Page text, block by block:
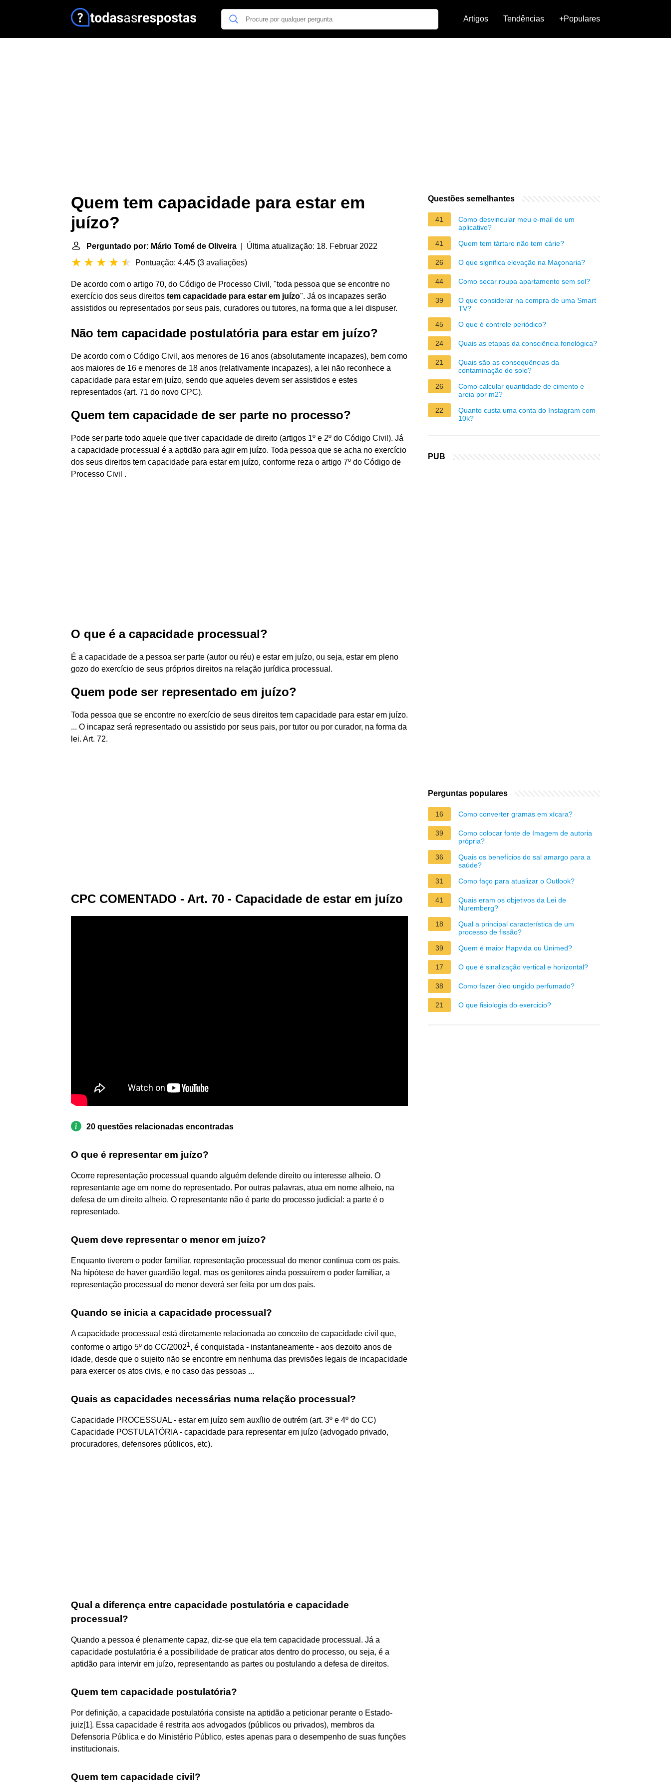
Artigos Tendências +Populares
Quem tem capacidade para estar em
juízo?
Perguntado por: Mário Tomé de Oliveira | Última atualização: 18. Februar 2022
Pontuação: 4.4/5 (3 avaliações)
De acordo com o artigo 70, do Código de Processo Civil, "toda pessoa que se encontre no
exercício dos seus direitos tem capacidade para estar em juízo". Já os incapazes serão
assistidos ou representados por seus pais, curadores ou tutores, na forma que a lei dispuser.
Não tem capacidade postulatória para estar em juízo?
De acordo com o Código Civil, aos menores de 16 anos (absolutamente incapazes), bem como
aos maiores de 16 e menores de 18 anos (relativamente incapazes), a lei não reconhece a
capacidade para estar em juízo, sendo que aqueles devem ser assistidos e estes
representados (art. 71 do novo CPC).
Quem tem capacidade de ser parte no processo?
Pode ser parte todo aquele que tiver capacidade de direito (artigos 1º e 2º do Código Civil). Já
a capacidade processual é a aptidão para agir em juízo. Toda pessoa que se acha no exercício
dos seus direitos tem capacidade para estar em juízo, conforme reza o artigo 7º do Código de
Processo Civil .
O que é a capacidade processual?
É a capacidade de a pessoa ser parte (autor ou réu) e estar em juízo, ou seja, estar em pleno
gozo do exercício de seus próprios direitos na relação jurídica processual.
Quem pode ser representado em juízo?
Toda pessoa que se encontre no exercício de seus direitos tem capacidade para estar em juízo.
... O incapaz será representado ou assistido por seus pais, por tutor ou por curador, na forma da
lei. Art. 72.
CPC COMENTADO - Art. 70 - Capacidade de estar em juízo
20 questões relacionadas encontradas
O que é representar em juízo?
Ocorre representação processual quando alguém defende direito ou interesse alheio. O
representante age em nome do representado. Por outras palavras, atua em nome alheio, na
defesa de um direito alheio. O representante não é parte do processo judicial: a parte é o
representado.
Quem deve representar o menor em juízo?
Enquanto tiverem o poder familiar, representação processual do menor continua com os pais. ​
Na hipótese de haver guardião legal, mas os genitores ainda possuírem o poder familiar, a
representação processual do menor deverá ser feita por um dos pais.
Quando se inicia a capacidade processual?
A capacidade processual está diretamente relacionada ao conceito de capacidade civil que,
conforme o artigo 5º do CC/20021 , é conquistada - instantaneamente - aos dezoito anos de
idade, desde que o sujeito não se encontre em nenhuma das previsões legais de incapacidade
para exercer os atos civis, e no caso das pessoas ...
Quais as capacidades necessárias numa relação processual?
Capacidade PROCESSUAL - estar em juízo sem auxílio de outrém (art. 3º e 4º do CC)
Capacidade POSTULATÓRIA - capacidade para representar em juízo (advogado privado,
procuradores, defensores públicos, etc).
Qual a diferença entre capacidade postulatória e capacidade
processual?
Quando a pessoa é plenamente capaz, diz-se que ela tem capacidade processual. Já a
capacidade postulatória é a possibilidade de praticar atos dentro do processo, ou seja, é a
aptidão para intervir em juízo, representando as partes ou postulando a defesa de direitos.
Quem tem capacidade postulatória?
Por definição, a capacidade postulatória consiste na aptidão a peticionar perante o Estado-
juiz[1]. Essa capacidade é restrita aos advogados (públicos ou privados), membros da
Defensoria Pública e do Ministério Público, estes apenas para o desempenho de suas funções
institucionais.
Quem tem capacidade civil?
Questões semelhantes
41
Como desvincular meu e-mail de um
aplicativo?
41
Quem tem tártaro não tem cárie?
26 O que significa elevação na Maçonaria?
44 Como secar roupa apartamento sem sol?
39
O que considerar na compra de uma Smart
TV?
45
O que é controle periódico?
24 Quais as etapas da consciência fonológica?
21
Quais são as consequências da
contaminação do solo?
26
Como calcular quantidade de cimento e
areia por m2?
22
Quanto custa uma conta do Instagram com
10k?
PUB
Perguntas populares
16 Como converter gramas em xícara?
39
Como colocar fonte de Imagem de autoria
própria?
36
Quais os benefícios do sal amargo para a
saúde?
31
Como faço para atualizar o Outlook?
41
Quais eram os objetivos da Lei de
Nuremberg?
18
Qual a principal característica de um
processo de fissão?
39
Quem é maior Hapvida ou Unimed?
17 O que é sinalização vertical e horizontal?
38 Como fazer óleo ungido perfumado?
21 O que fisiologia do exercicio?